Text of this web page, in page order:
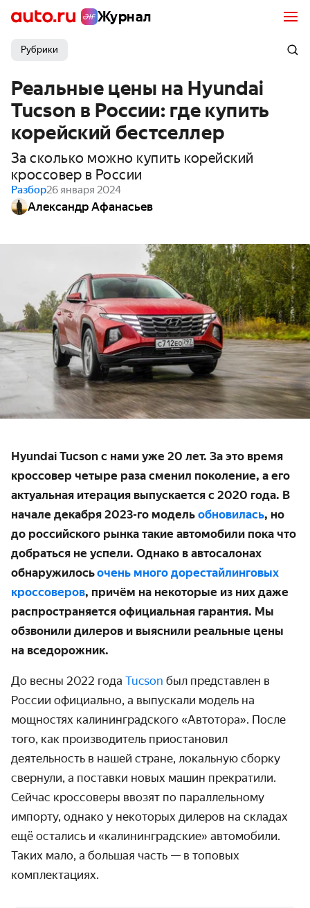
Журнал
Рубрики
Реальные цены на Hyundai
Tucson в России: где купить
корейский бестселлер
За сколько можно купить корейский
кроссовер в России
Разбор26 января 2024
Александр Афанасьев
Hyundai Tucson с нами уже 20 лет. За это время
кроссовер четыре раза сменил поколение, а его
актуальная итерация выпускается с 2020 года. В
начале декабря 2023-го модель обновилась, но
до российского рынка такие автомобили пока что
добраться не успели. Однако в автосалонах
обнаружилосьочень много дорестайлинговых
кроссоверов, причём на некоторые из них даже
распространяется официальная гарантия. Мы
обзвонили дилеров и выяснили реальные цены
на вседорожник.
До весны 2022 года Tucson был представлен в
России официально, а выпускали модель на
мощностях калининградского «Автотора». После
того, как производитель приостановил
деятельность в нашей стране, локальную сборку
свернули, а поставки новых машин прекратили.
Сейчас кроссоверы ввозят по параллельному
импорту, однако у некоторых дилеров на складах
ещё остались и «калининградские» автомобили.
Таких мало, а большая часть — в топовых
комплектациях.